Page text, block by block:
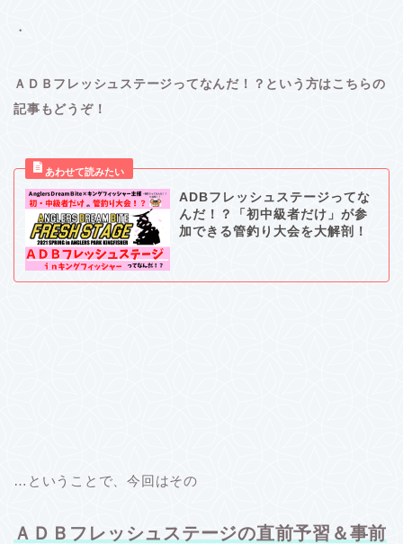
・
ＡＤＢフレッシュステージってなんだ！？という方はこちらの
記事もどうぞ！
ADBフレッシュステージってな
んだ！？「初中級者だけ」が参
加できる管釣り大会を大解剖！
…ということで、今回はその
ＡＤＢフレッシュステージの直前予習＆事前